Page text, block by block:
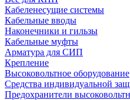
Кабеленесущие системы
Кабельные вводы
Наконечники и гильзы
Кабельные муфты
Арматура для СИП
Крепление
Высоковольтное оборудование
Средства индивидуальной
Предохранители